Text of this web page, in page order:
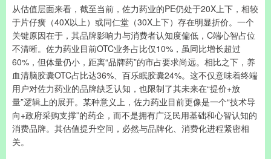
从估值层面来看，截至当前，佐力药业的PE仍处于20X上下，相较
于片仔癀（40X以上）或同仁堂（30X上下）存在明显折价。一个
关键原因在于，其品牌影响力与消费者认知度偏低，C端心智占位
不清晰。佐力药业目前OTC业务占比仅10%，虽同比增长超过
60%，但体量仍小，距离“品牌药”的市占要求尚远。相比之下，养
血清脑胶囊OTC占比达36%、百乐眠胶囊24%。这不仅意味着终端
用户对佐力药业的品牌缺乏认知，也限制了其未来在“提价+放
量”逻辑上的展开。某种意义上，佐力药业目前更像是一个“技术导
向+政府采购支撑”的药企，而不是拥有广泛民用基础和心智认知的
消费品牌。其估值提升空间，必然与品牌化、消费化进程紧密相
关。